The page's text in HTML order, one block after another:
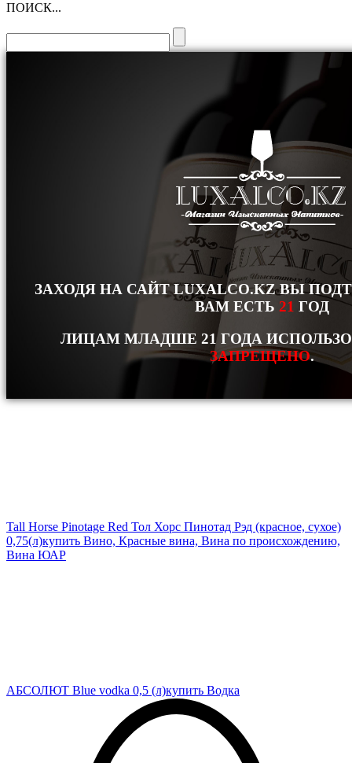
ПОИСК...
ЗАХОДЯ НА САЙТ LUXALCO.KZ ВЫ
ВАМ ЕСТЬ 21 ГОД
ЛИЦАМ МЛАДШЕ 21 ГОДА
ЗАПРЕЩЕНО.
Tall Horse Pinotage Red Тол Хорс Пинотад Рэд (красное, сухое)
0,75(л)купить Вино, Красные вина, Вина по происхождению,
Вина ЮАР
АБСОЛЮТ Blue vodka 0,5 (л)купить Водка